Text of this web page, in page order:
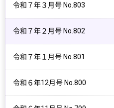
令和７年３月号 No.803
令和７年２月号 No.802
令和７年１月号 No.801
令和６年12月号 No.800